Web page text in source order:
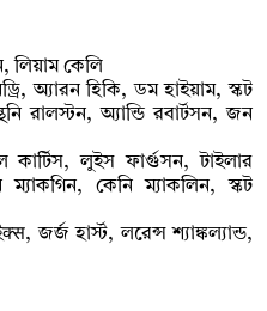
লিয়াম কেলি
অ্যারন হিকি, ডম হাইয়াম, স্কট
রালস্টন, অ্যান্ডি রবার্টসন, জন
কার্টিস, লুইস ফার্গুসন, টাইলার
কেনি ম্যাকলিন, স্কট
জর্জ হার্স্ট, লরেন্স শ্যাঙ্কল্যান্ড,